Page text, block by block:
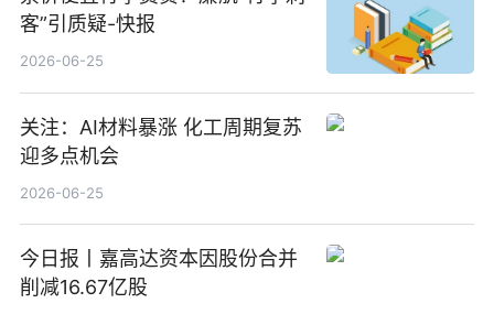
客”引质疑-快报
2026-06-25
关注：AI材料暴涨 化工周期复苏
迎多点机会
2026-06-25
今日报丨嘉高达资本因股份合并
削减16.67亿股